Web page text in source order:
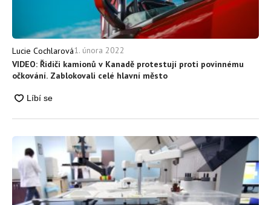
Lucie Cochlarová1. února 2022
VIDEO: Řidiči kamionů v Kanadě protestují proti povinnému
očkování. Zablokovali celé hlavní město